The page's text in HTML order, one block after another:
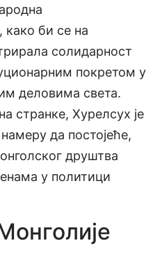
како би се на
солидарност
покретом у
деловима света.
странке, Хурелсух је
да постојеће,
друштва
у политици